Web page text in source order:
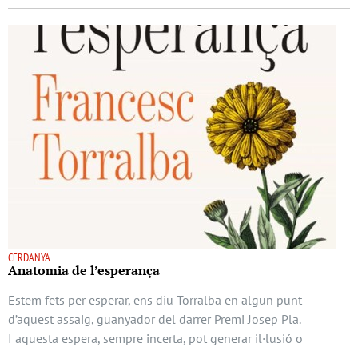
CERDANYA
Anatomia de l’esperança
Estem fets per esperar, ens diu Torralba en algun punt
d’aquest assaig, guanyador del darrer Premi Josep Pla.
I aquesta espera, sempre incerta, pot generar il·lusió o